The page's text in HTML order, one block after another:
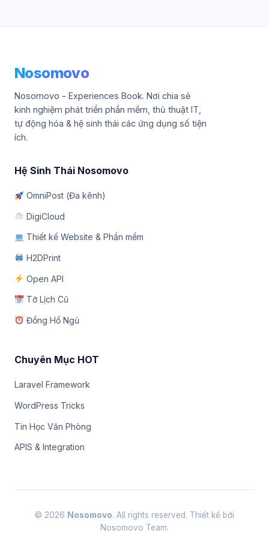
Nosomovo
Nosomovo - Experiences Book. Nơi chia sẻ
kinh nghiệm phát triển phần mềm, thủ thuật IT,
tự động hóa & hệ sinh thái các ứng dụng số tiện
ích.
Hệ Sinh Thái Nosomovo
OmniPost (Đa kênh)
DigiCloud
Thiết kế Website & Phần mềm
H2DPrint
Open API
Tờ Lịch Cũ
Đồng Hồ Ngủ
Chuyên Mục HOT
Laravel Framework
WordPress Tricks
Tin Học Văn Phòng
APIS & Integration
© 2026 Nosomovo. All rights reserved. Thiết kế bởi
Nosomovo Team.